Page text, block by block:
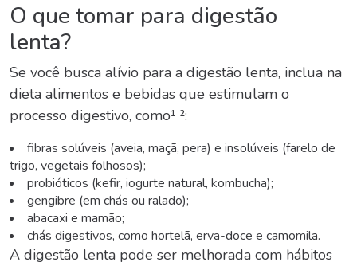
O que tomar para digestão
lenta?
Se você busca alívio para a digestão lenta, inclua na
dieta alimentos e bebidas que estimulam o
processo digestivo, como¹ ²:
fibras solúveis (aveia, maçã, pera) e insolúveis (farelo de
trigo, vegetais folhosos);
probióticos (kefir, iogurte natural, kombucha);
gengibre (em chás ou ralado);
abacaxi e mamão;
chás digestivos, como hortelã, erva-doce e camomila.
A digestão lenta pode ser melhorada com hábitos